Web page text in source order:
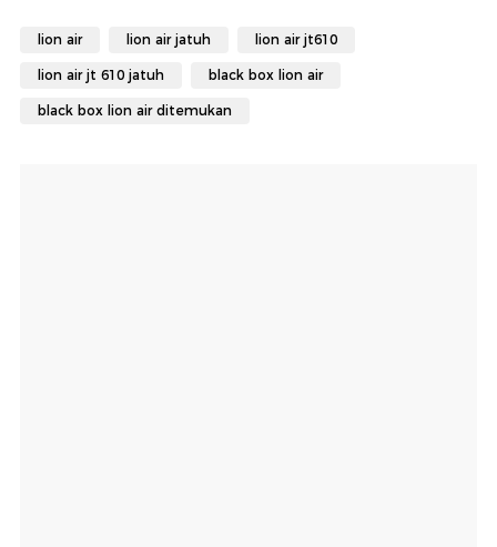
lion air lion air jatuh lion air jt610
lion air jt 610 jatuh black box lion air
black box lion air ditemukan